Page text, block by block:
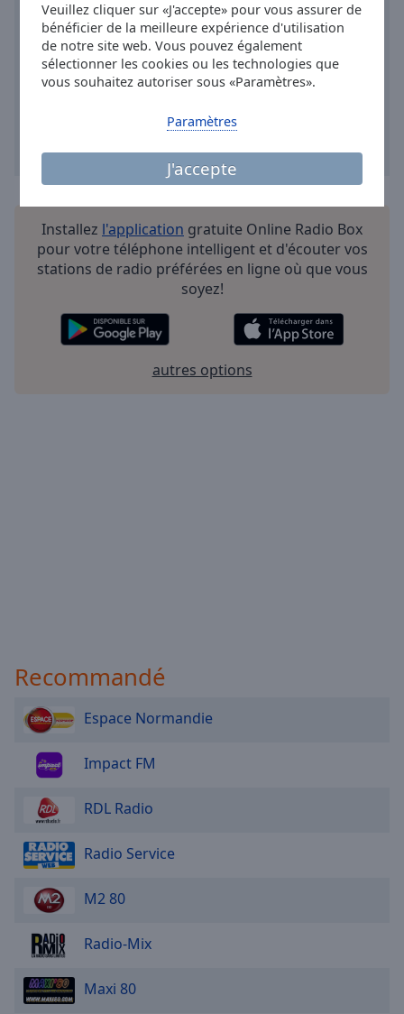
Veuillez cliquer sur «J'accepte» pour vous assurer de
bénéficier de la meilleure expérience d'utilisation
de notre site web. Vous pouvez également
sélectionner les cookies ou les technologies que
vous souhaitez autoriser sous «Paramètres».
J'accepte
Paramètres
Installez l'application gratuite Online Radio Box
pour votre téléphone intelligent et d'écouter vos
stations de radio préférées en ligne où que vous
soyez!
autres options
Recommandé
Espace Normandie
Impact FM
RDL Radio
Radio Service
M2 80
Radio-Mix
Maxi 80